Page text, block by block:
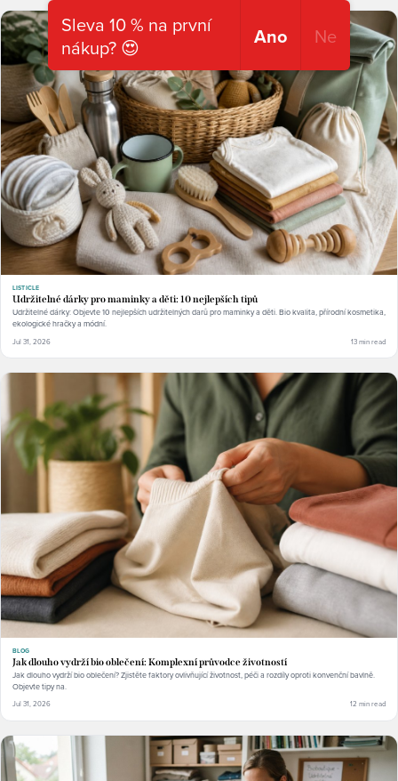
LISTICLE
Udržitelné dárky pro maminky a děti: 10 nejlepších tipů
Udržitelné dárky: Objevte 10 nejlepších udržitelných darů pro maminky a děti. Bio kvalita, přírodní kosmetika,
ekologické hračky a módní.
Jul 31, 2026 13 min read
BLOG
Jak dlouho vydrží bio oblečení: Komplexní průvodce životností
Jak dlouho vydrží bio oblečení? Zjistěte faktory ovlivňující životnost, péči a rozdíly oproti konvenční bavlně.
Objevte tipy na.
Jul 31, 2026 12 min read
Sleva 10 % na první
nákup? 😍
Ano Ne